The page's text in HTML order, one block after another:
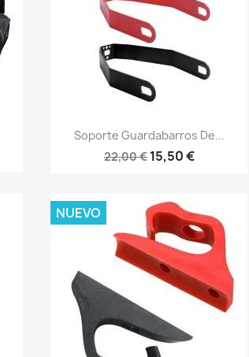
Vista rápida
Soporte Guardabarros De...
22,00 € 15,50 €
NUEVO